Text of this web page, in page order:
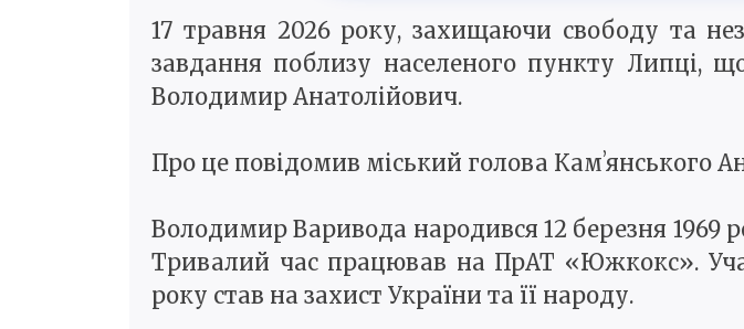
17 травня 2026 року, захищаючи свободу та
завдання поблизу населеного пункту Липці,
Володимир Анатолійович.
Про це повідомив міський голова Камʼянського
Володимир Варивода народився 12 березня 1969
Тривалий час працював на ПрАТ «Южкокс».
року став на захист України та її народу.